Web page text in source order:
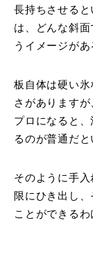
長持ちさせる
は、どんな斜
うイメージがあ
板自体は硬い
さがあります
プロになると
るのが普通だと
そのように手
限にひき出し
ことができるわ